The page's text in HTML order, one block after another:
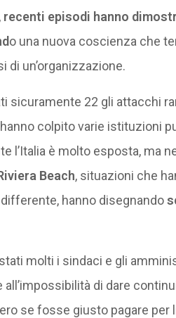
recenti episodi hanno
o una nuova coscienza che
un’organizzazione.
sicuramente 22 gli attacchi
colpito varie istituzioni
l’Italia è molto esposta, ma
Beach, situazioni che
hanno disegnando
molti i sindaci e gli
di dare
se fosse giusto pagare per